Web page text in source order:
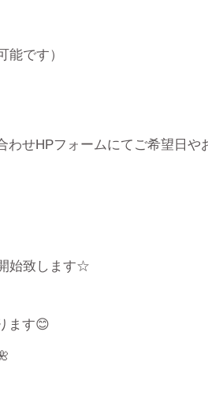
能です）
せHPフォームにてご希望日や
始致します☆
ます😊